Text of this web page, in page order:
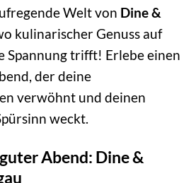
Welt von Dine &
kulinarischer Genuss auf
Spannung trifft! Erlebe einen
der deine
verwöhnt und deinen
weckt.
Abend: Dine &